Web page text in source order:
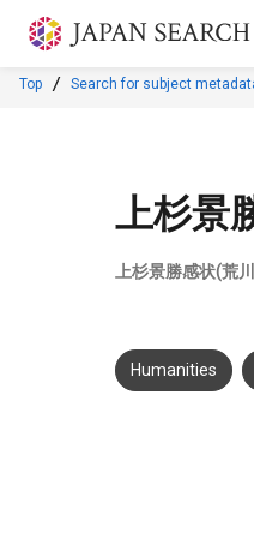
Jump to main content
Top Search for subject
上杉景
上杉景勝感状(荒
Humanities